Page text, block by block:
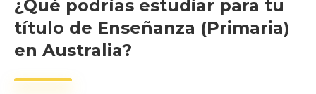
¿Qué podrías estudiar para tu
título de Enseñanza (Primaria)
en Australia?